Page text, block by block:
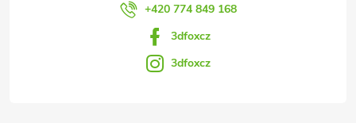
+420 774 849 168
3dfoxcz
3dfoxcz